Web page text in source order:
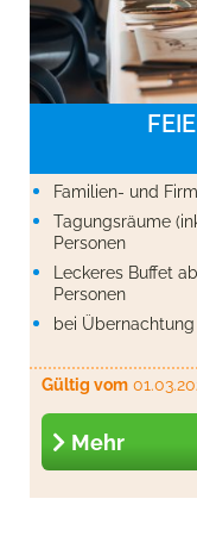
Familien- und
Tagungsräume
Personen
Leckeres Buffet
Personen
bei
Gültig vom
Mehr